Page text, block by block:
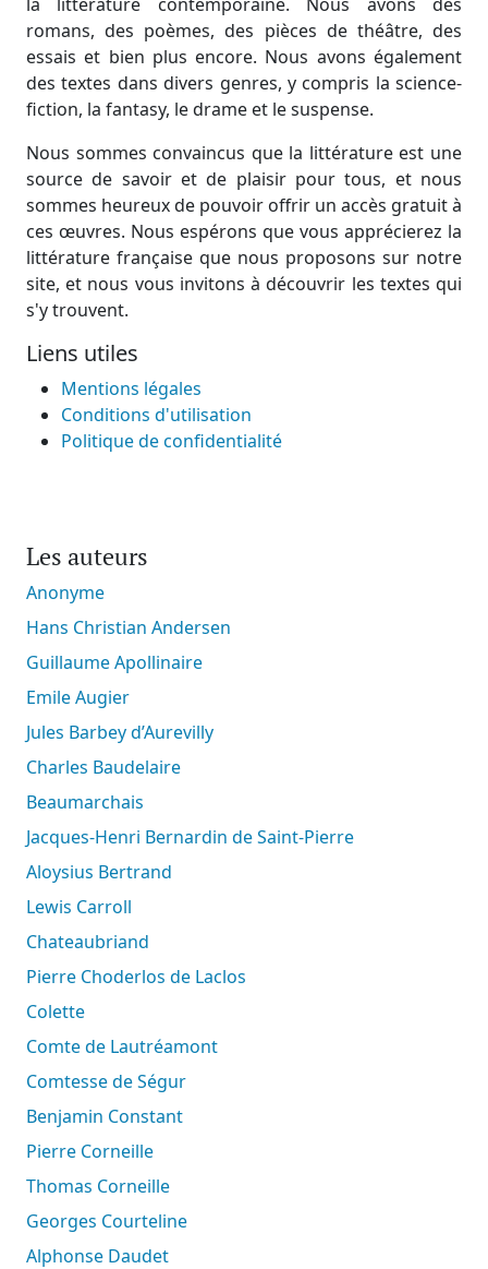
romans, des poèmes, des pièces de théâtre, des
essais et bien plus encore. Nous avons également
des textes dans divers genres, y compris la science-
fiction, la fantasy, le drame et le suspense.
Nous sommes convaincus que la littérature est une
source de savoir et de plaisir pour tous, et nous
sommes heureux de pouvoir offrir un accès gratuit à
ces œuvres. Nous espérons que vous apprécierez la
littérature française que nous proposons sur notre
site, et nous vous invitons à découvrir les textes qui
s'y trouvent.
Liens utiles
Mentions légales
Conditions d'utilisation
Politique de confidentialité
Les auteurs
Anonyme
Hans Christian Andersen
Guillaume Apollinaire
Emile Augier
Jules Barbey d’Aurevilly
Charles Baudelaire
Beaumarchais
Jacques-Henri Bernardin de Saint-Pierre
Aloysius Bertrand
Lewis Carroll
Chateaubriand
Pierre Choderlos de Laclos
Colette
Comte de Lautréamont
Comtesse de Ségur
Benjamin Constant
Pierre Corneille
Thomas Corneille
Georges Courteline
Alphonse Daudet